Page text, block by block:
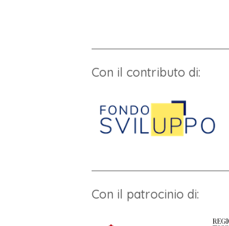
Con il contributo di:
Con il patrocinio di: